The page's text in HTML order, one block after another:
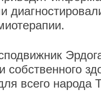
собственного
всего народа